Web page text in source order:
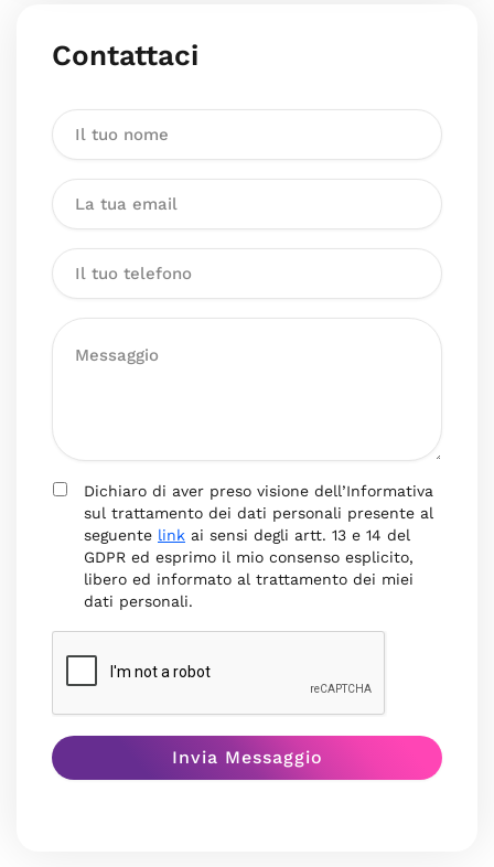
Contattaci
Dichiaro di aver preso visione dell’Informativa
sul trattamento dei dati personali presente al
seguente link ai sensi degli artt. 13 e 14 del
GDPR ed esprimo il mio consenso esplicito,
libero ed informato al trattamento dei miei
dati personali.